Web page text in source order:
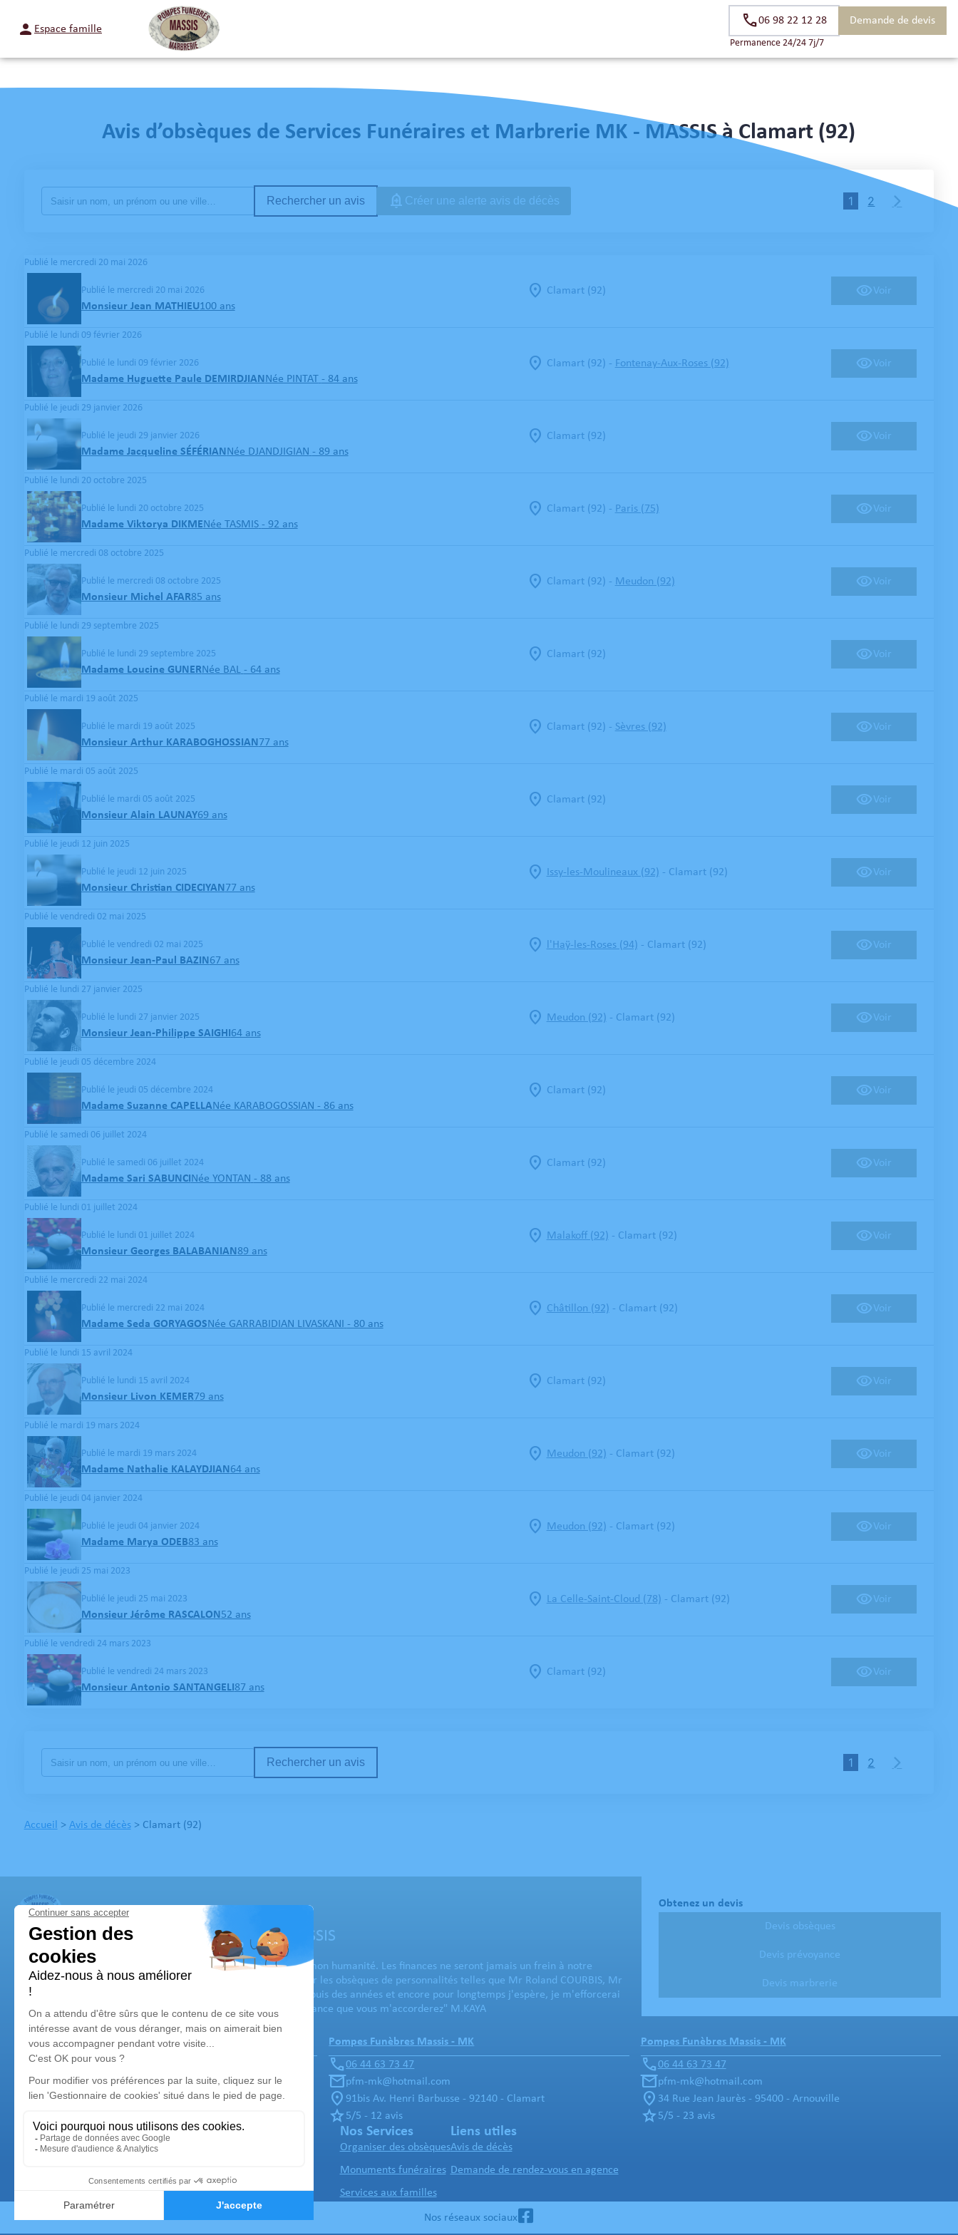
Espace famille
Permanence 24/24 7j/7
06 98 22 12 28 Demande de devis
Avis d’obsèques de Services Funéraires et Marbrerie MK - MASSIS à Clamart (92)
Rechercher un avis Créer une alerte avis de décès 1 2
Publié le mercredi 20 mai 2026
Publié le mercredi 20 mai 2026
Monsieur Jean MATHIEU100 ans
Clamart (92) Voir
Publié le lundi 09 février 2026
Publié le lundi 09 février 2026
Madame Huguette Paule DEMIRDJIANNée PINTAT - 84 ans
Clamart (92) - Fontenay-Aux-Roses (92) Voir
Publié le jeudi 29 janvier 2026
Publié le jeudi 29 janvier 2026
Madame Jacqueline SÉFÉRIANNée DJANDJIGIAN - 89 ans
Clamart (92) Voir
Publié le lundi 20 octobre 2025
Publié le lundi 20 octobre 2025
Madame Viktorya DIKMENée TASMIS - 92 ans
Clamart (92) - Paris (75) Voir
Publié le mercredi 08 octobre 2025
Publié le mercredi 08 octobre 2025
Monsieur Michel AFAR85 ans
Clamart (92) - Meudon (92) Voir
Publié le lundi 29 septembre 2025
Publié le lundi 29 septembre 2025
Madame Loucine GUNERNée BAL - 64 ans
Clamart (92) Voir
Publié le mardi 19 août 2025
Publié le mardi 19 août 2025
Monsieur Arthur KARABOGHOSSIAN77 ans
Clamart (92) - Sèvres (92) Voir
Publié le mardi 05 août 2025
Publié le mardi 05 août 2025
Monsieur Alain LAUNAY69 ans
Clamart (92) Voir
Publié le jeudi 12 juin 2025
Publié le jeudi 12 juin 2025
Monsieur Christian CIDECIYAN77 ans
Issy-les-Moulineaux (92) - Clamart (92) Voir
Publié le vendredi 02 mai 2025
Publié le vendredi 02 mai 2025
Monsieur Jean-Paul BAZIN67 ans
l'Haÿ-les-Roses (94) - Clamart (92) Voir
Publié le lundi 27 janvier 2025
Publié le lundi 27 janvier 2025
Monsieur Jean-Philippe SAIGHI64 ans
Meudon (92) - Clamart (92) Voir
Publié le jeudi 05 décembre 2024
Publié le jeudi 05 décembre 2024
Madame Suzanne CAPELLANée KARABOGOSSIAN - 86 ans
Clamart (92) Voir
Publié le samedi 06 juillet 2024
Publié le samedi 06 juillet 2024
Madame Sari SABUNCINée YONTAN - 88 ans
Clamart (92) Voir
Publié le lundi 01 juillet 2024
Publié le lundi 01 juillet 2024
Monsieur Georges BALABANIAN89 ans
Malakoff (92) - Clamart (92) Voir
Publié le mercredi 22 mai 2024
Publié le mercredi 22 mai 2024
Madame Seda GORYAGOSNée GARRABIDIAN LIVASKANI - 80 ans
Châtillon (92) - Clamart (92) Voir
Publié le lundi 15 avril 2024
Publié le lundi 15 avril 2024
Monsieur Livon KEMER79 ans
Clamart (92) Voir
Publié le mardi 19 mars 2024
Publié le mardi 19 mars 2024
Madame Nathalie KALAYDJIAN64 ans
Meudon (92) - Clamart (92) Voir
Publié le jeudi 04 janvier 2024
Publié le jeudi 04 janvier 2024
Madame Marya ODEB83 ans
Meudon (92) - Clamart (92) Voir
Publié le jeudi 25 mai 2023
Publié le jeudi 25 mai 2023
Monsieur Jérôme RASCALON52 ans
La Celle-Saint-Cloud (78) - Clamart (92) Voir
Publié le vendredi 24 mars 2023
Publié le vendredi 24 mars 2023
Monsieur Antonio SANTANGELI87 ans
Clamart (92) Voir
Rechercher un avis 1 2
Accueil > Avis de décès> Clamart (92)
Services Funéraires et Marbrerie MK - MASSIS
Paroles du Gérant :
"A mes familles, je veux leur exprimer toute mon empathie et mon humanité. Les finances ne seront jamais un frein à notre
entente car la transparence primordiale. Je me suis vu organiser les obsèques de personnalités telles que Mr Roland COURBIS, Mr
Charly KOUBESSERIAN ou encore Mr Jean-Michel LEULLIOT. Depuis des années et encore pour longtemps j'espère, je m'efforcerai
toujours d'avoir le souci du détail et de la qualité face à la confiance que vous m'accorderez" M.KAYA
Obtenez un devis
Devis obsèques
Devis prévoyance
Devis marbrerie
Nos agences
Pompes Funèbres Massis - MK
06 44 63 73 47
pfm-mk@hotmail.com
111 Rue Etienne Dolet - 94140 - Alfortville
Pompes Funèbres Massis - MK
06 44 63 73 47
pfm-mk@hotmail.com
91bis Av. Henri Barbusse - 92140 - Clamart
5/5 - 12 avis
Pompes Funèbres Massis - MK
06 44 63 73 47
pfm-mk@hotmail.com
34 Rue Jean Jaurès - 95400 - Arnouville
5/5 - 23 avis
Nos Services
Organiser des obsèques
Monuments funéraires
Services aux familles
Liens utiles
Avis de décès
Demande de rendez-vous en agence
Nos réseaux sociaux